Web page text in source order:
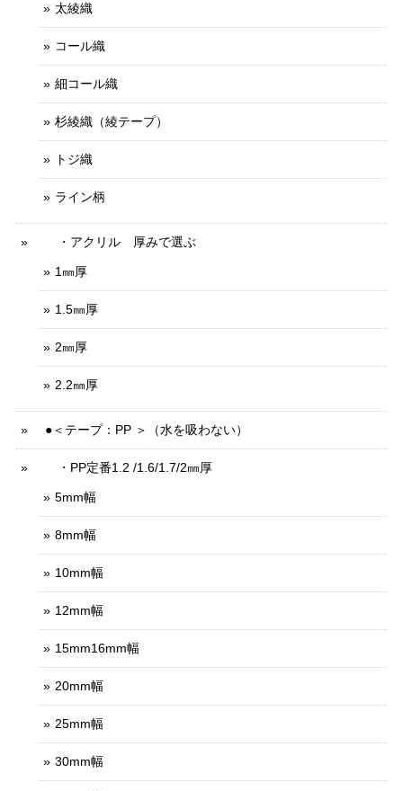
太綾織
コール織
細コール織
杉綾織（綾テープ）
トジ織
ライン柄
・アクリル 厚みで選ぶ
1㎜厚
1.5㎜厚
2㎜厚
2.2㎜厚
●＜テープ：PP ＞（水を吸わない）
・PP定番1.2 /1.6/1.7/2㎜厚
5mm幅
8mm幅
10mm幅
12mm幅
15mm16mm幅
20mm幅
25mm幅
30mm幅